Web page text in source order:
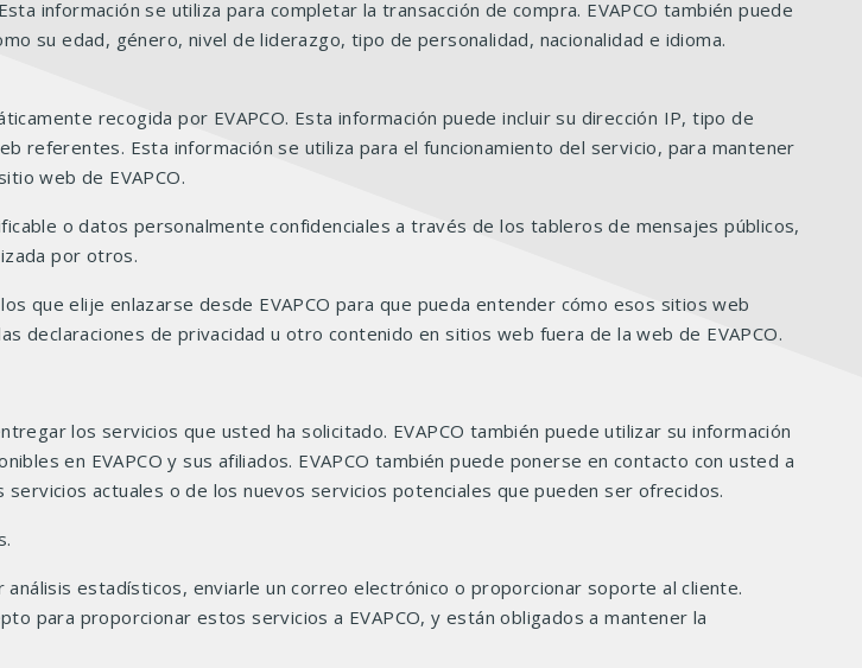
información se utiliza para completar la transacción de compra. EVAPCO también puede
su edad, género, nivel de liderazgo, tipo de personalidad, nacionalidad e idioma.
recogida por EVAPCO. Esta información puede incluir su dirección IP, tipo de
referentes. Esta información se utiliza para el funcionamiento del servicio, para mantener
web de EVAPCO.
o datos personalmente confidenciales a través de los tableros de mensajes públicos,
por otros.
que elije enlazarse desde EVAPCO para que pueda entender cómo esos sitios web
declaraciones de privacidad u otro contenido en sitios web fuera de la web de EVAPCO.
los servicios que usted ha solicitado. EVAPCO también puede utilizar su información
en EVAPCO y sus afiliados. EVAPCO también puede ponerse en contacto con usted a
actuales o de los nuevos servicios potenciales que pueden ser ofrecidos.
estadísticos, enviarle un correo electrónico o proporcionar soporte al cliente.
para proporcionar estos servicios a EVAPCO, y están obligados a mantener la